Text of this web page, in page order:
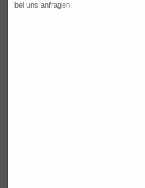
bei uns anfragen.